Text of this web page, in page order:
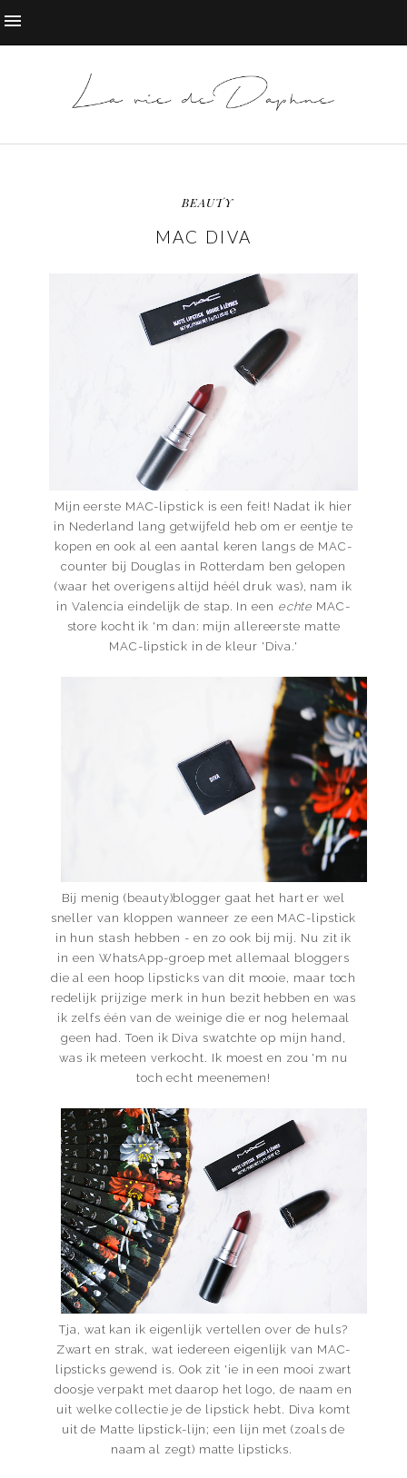
BEAUTY
MAC DIVA
Mijn eerste MAC-lipstick is een feit! Nadat ik hier
in Nederland lang getwijfeld heb om er eentje te
kopen en ook al een aantal keren langs de MAC-
counter bij Douglas in Rotterdam ben gelopen
(waar het overigens altijd héél druk was), nam ik
in Valencia eindelijk de stap. In een echte MAC-
store kocht ik 'm dan: mijn allereerste matte
MAC-lipstick in de kleur 'Diva.'
Bij menig (beauty)blogger gaat het hart er wel
sneller van kloppen wanneer ze een MAC-lipstick
in hun stash hebben - en zo ook bij mij. Nu zit ik
in een WhatsApp-groep met allemaal bloggers
die al een hoop lipsticks van dit mooie, maar toch
redelijk prijzige merk in hun bezit hebben en was
ik zelfs één van de weinige die er nog helemaal
geen had. Toen ik Diva swatchte op mijn hand,
was ik meteen verkocht. Ik moest en zou 'm nu
toch echt meenemen!
Tja, wat kan ik eigenlijk vertellen over de huls?
Zwart en strak, wat iedereen eigenlijk van MAC-
lipsticks gewend is. Ook zit 'ie in een mooi zwart
doosje verpakt met daarop het logo, de naam en
uit welke collectie je de lipstick hebt. Diva komt
uit de Matte lipstick-lijn; een lijn met (zoals de
naam al zegt) matte lipsticks.